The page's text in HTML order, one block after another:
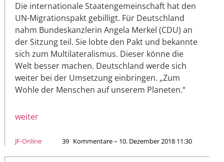
Die internationale Staatengemeinschaft hat den
UN-Migrationspakt gebilligt. Für Deutschland
nahm Bundeskanzlerin Angela Merkel (CDU) an
der Sitzung teil. Sie lobte den Pakt und bekannte
sich zum Multilateralismus. Dieser könne die
Welt besser machen. Deutschland werde sich
weiter bei der Umsetzung einbringen. „Zum
Wohle der Menschen auf unserem Planeten.“
weiter
JF-Online 39 Kommentare – 10. Dezember 2018 11:30